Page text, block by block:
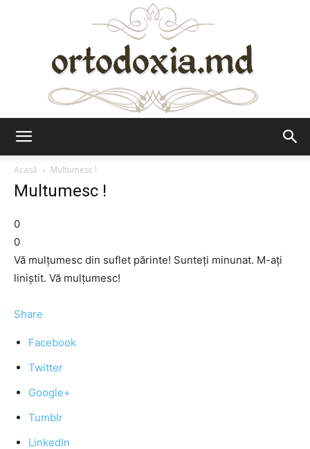
Acasă
Multumesc !
Multumesc !
0
0
Vă mulțumesc din suflet părinte! Sunteți minunat. M-ați
liniștit. Vă mulțumesc!
Share
Facebook
Twitter
Google+
Tumblr
LinkedIn